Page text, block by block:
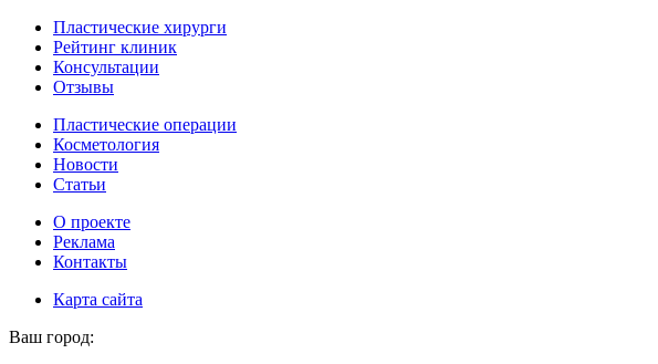
Пластические хирурги
Рейтинг клиник
Консультации
Отзывы
Пластические операции
Косметология
Новости
Статьи
О проекте
Реклама
Контакты
Карта сайта
Ваш город: